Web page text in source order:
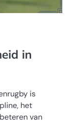
in
is
het
van